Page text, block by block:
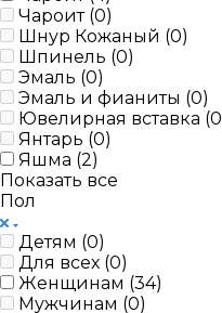
Чароит (0)
Шнур Кожаный (0)
Шпинель (0)
Эмаль (0)
Эмаль и фианиты (0)
Ювелирная вставка (0
Янтарь (0)
Яшма (2)
Показать все
Пол
Детям (0)
Для всех (0)
Женщинам (34)
Мужчинам (0)